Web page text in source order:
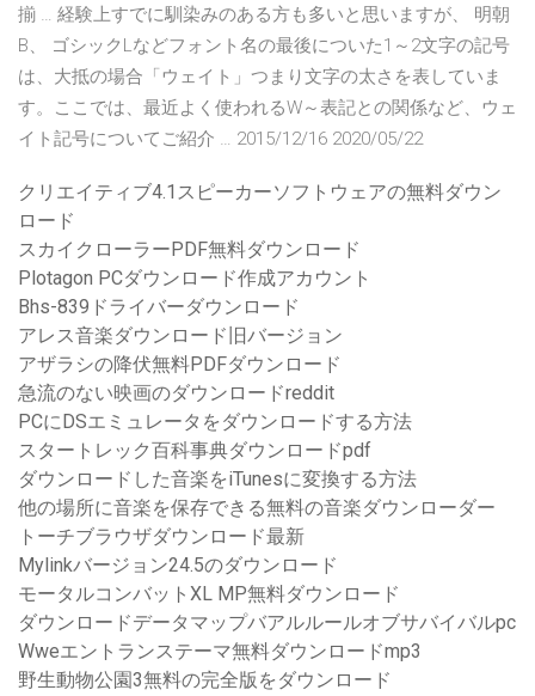
揃 … 経験上すでに馴染みのある方も多いと思いますが、 明朝
B、 ゴシックLなどフォント名の最後についた1～2文字の記号
は、大抵の場合「ウェイト」つまり文字の太さを表していま
す。ここでは、最近よく使われるW～表記との関係など、ウェ
イト記号についてご紹介 … 2015/12/16 2020/05/22
クリエイティブ4.1スピーカーソフトウェアの無料ダウン
ロード
スカイクローラーPDF無料ダウンロード
Plotagon PCダウンロード作成アカウント
Bhs-839ドライバーダウンロード
アレス音楽ダウンロード旧バージョン
アザラシの降伏無料PDFダウンロード
急流のない映画のダウンロードreddit
PCにDSエミュレータをダウンロードする方法
スタートレック百科事典ダウンロードpdf
ダウンロードした音楽をiTunesに変換する方法
他の場所に音楽を保存できる無料の音楽ダウンローダー
トーチブラウザダウンロード最新
Mylinkバージョン24.5のダウンロード
モータルコンバットXL MP無料ダウンロード
ダウンロードデータマップバアルルールオブサバイバルpc
Wweエントランステーマ無料ダウンロードmp3
野生動物公園3無料の完全版をダウンロード